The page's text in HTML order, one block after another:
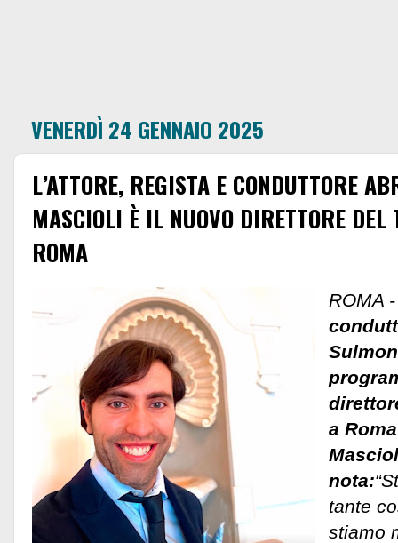
VENERDÌ 24 GENNAIO 2025
L’ATTORE, REGISTA E CONDUTTORE
MASCIOLI È IL NUOVO DIRETTORE DEL
ROMA
ROMA
a
nota:
tante
stiamo